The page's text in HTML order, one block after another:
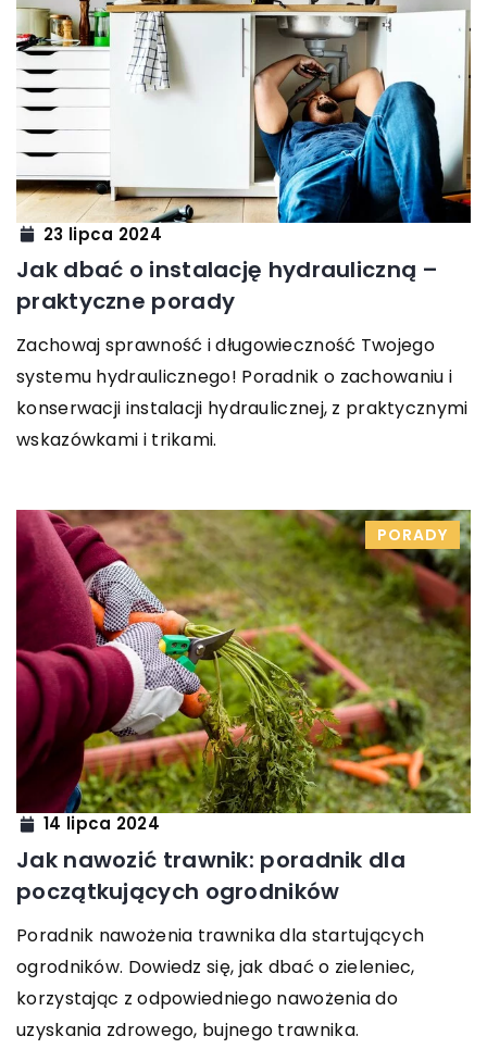
23 lipca 2024
Jak dbać o instalację hydrauliczną –
praktyczne porady
Zachowaj sprawność i długowieczność Twojego
systemu hydraulicznego! Poradnik o zachowaniu i
konserwacji instalacji hydraulicznej, z praktycznymi
wskazówkami i trikami.
PORADY
14 lipca 2024
Jak nawozić trawnik: poradnik dla
początkujących ogrodników
Poradnik nawożenia trawnika dla startujących
ogrodników. Dowiedz się, jak dbać o zieleniec,
korzystając z odpowiedniego nawożenia do
uzyskania zdrowego, bujnego trawnika.